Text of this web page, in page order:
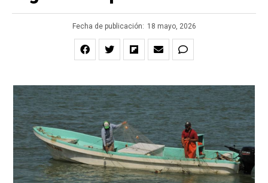
Fecha de publicación: 18 mayo, 2026